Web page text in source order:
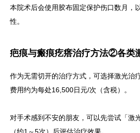
本院术后会使用胶布固定保护伤口数月，
性。
疤痕与瘢痕疙瘩治疗方法②各类
作为无需切开的治疗方式，可选择激光治
费用约为每处16,500日元/次（含税）。
对手术感到不安的朋友，可以先尝试「激